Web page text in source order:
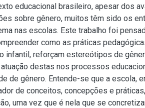
educacional brasileiro, apesar dos
sobre gênero, muitos têm sido os
nas escolas. Este trabalho foi
como as práticas
infantil, reforçam estereótipos de
destas nos processos
de gênero. Entende-se que a escola,
de conceitos, concepções e
uma vez que é nela que se